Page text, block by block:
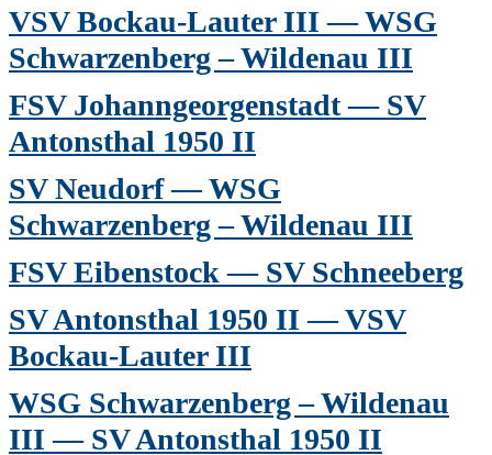
VSV Bockau-Lauter III — WSG
Schwarzenberg – Wildenau III
FSV Johanngeorgenstadt — SV
Antonsthal 1950 II
SV Neudorf — WSG
Schwarzenberg – Wildenau III
FSV Eibenstock — SV Schneeberg
SV Antonsthal 1950 II — VSV
Bockau-Lauter III
WSG Schwarzenberg – Wildenau
III — SV Antonsthal 1950 II